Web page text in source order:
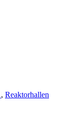
Reaktorhallen